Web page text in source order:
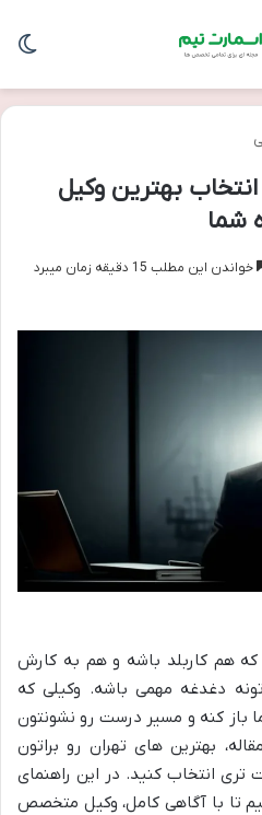
بهترین وکیل
شما
خواندن این مطلب 15 دقیقه زمان میبرد
هم کاربلد باشه و هم به کارش
دغدغه مهمی باشه. وکیلی که
باز کنه و مسیر درست رو نشونتون
بهترین های تهران رو براتون
تری انتخاب کنید. در این راهنمای
تا با آگاهی کامل، وکیل متخصص